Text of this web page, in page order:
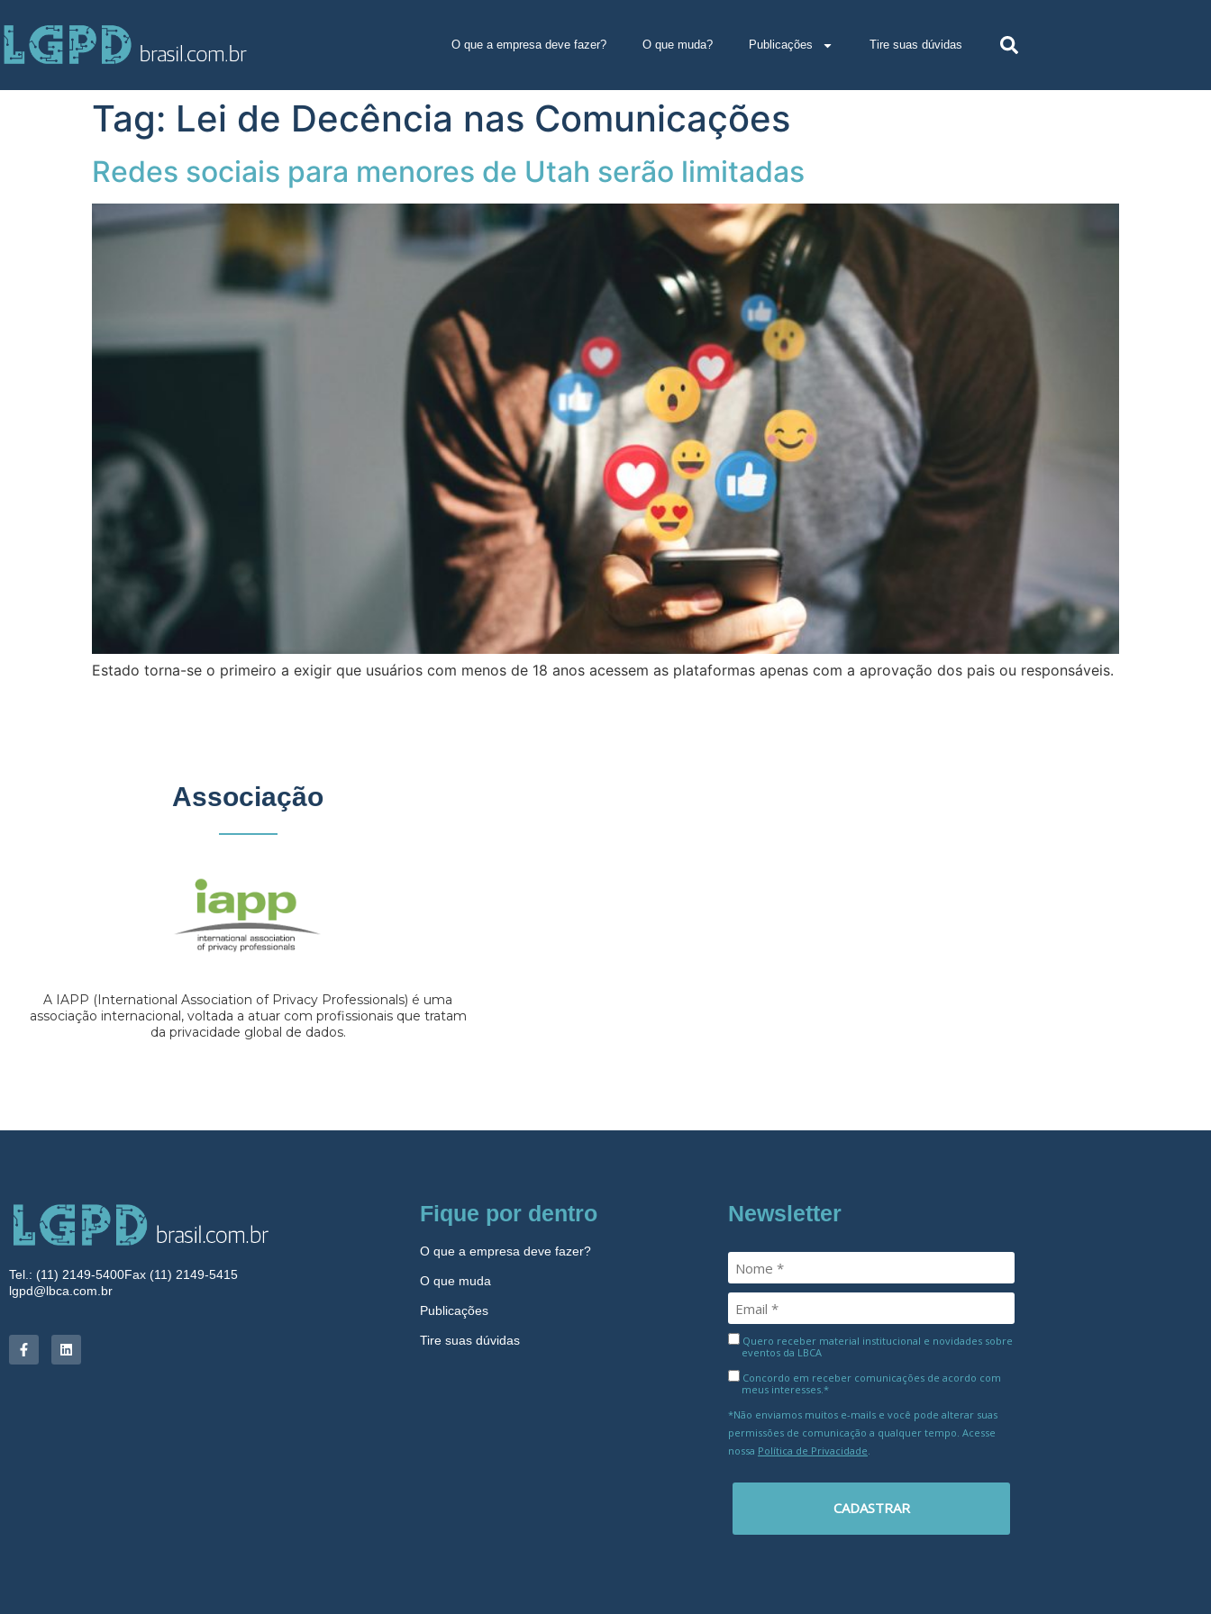
O que a empresa deve fazer? O que muda? Publicações Tire suas dúvidas
Tag: Lei de Decência nas Comunicações
Redes sociais para menores de Utah serão limitadas
Estado torna-se o primeiro a exigir que usuários com menos de 18 anos acessem as plataformas apenas com a aprovação dos pais ou responsáveis.
Associação
A IAPP (International Association of Privacy Professionals) é uma
associação internacional, voltada a atuar com profissionais que tratam
da privacidade global de dados.
Tel.: (11) 2149-5400Fax (11) 2149-5415
lgpd@lbca.com.br
Fique por dentro
O que a empresa deve fazer?
O que muda
Publicações
Tire suas dúvidas
Newsletter
Quero receber material institucional e novidades sobre
eventos da LBCA
Concordo em receber comunicações de acordo com
meus interesses.*
*Não enviamos muitos e-mails e você pode alterar suas
permissões de comunicação a qualquer tempo. Acesse
nossa Política de Privacidade
CADASTRAR